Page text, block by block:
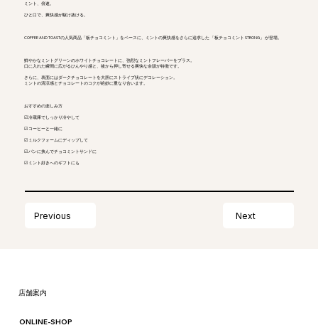
ミント、倍速。
ひと口で、爽快感が駆け抜ける。
COFFEE AND TOASTの人気商品「板チョコミント」をベースに、ミントの爽快感をさらに追求した 「板チョコミント STRONG」 が登場。
鮮やかなミントグリーンのホワイトチョコレートに、強烈なミントフレーバーをプラス。
口に入れた瞬間に広がるひんやり感と、後から押し寄せる爽快な余韻が特徴です。
さらに、表面にはダークチョコレートを大胆にストライプ状にデコレーション。
ミントの清涼感とチョコレートのコクが絶妙に重なり合います。
おすすめの楽しみ方
☑ 冷蔵庫でしっかり冷やして
☑ コーヒーと一緒に
☑ ミルクフォームにディップして
☑ パンに挟んでチョコミントサンドに
☑ ミント好きへのギフトにも
Previous Next
​店舗案内
ONLINE-SHOP